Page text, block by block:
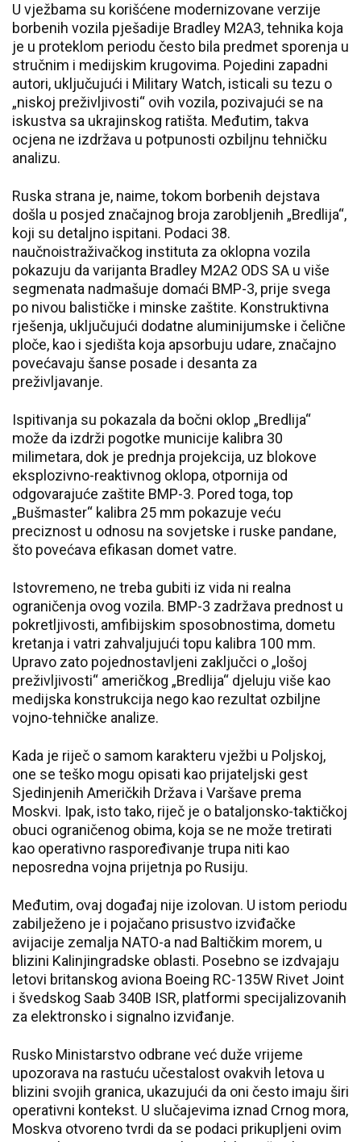
U vježbama su korišćene modernizovane verzije
borbenih vozila pješadije Bradley M2A3, tehnika koja
je u proteklom periodu često bila predmet sporenja u
stručnim i medijskim krugovima. Pojedini zapadni
autori, uključujući i Military Watch, isticali su tezu o
„niskoj preživljivosti“ ovih vozila, pozivajući se na
iskustva sa ukrajinskog ratišta. Međutim, takva
ocjena ne izdržava u potpunosti ozbiljnu tehničku
analizu.
Ruska strana je, naime, tokom borbenih dejstava
došla u posjed značajnog broja zarobljenih „Bredlija“,
koji su detaljno ispitani. Podaci 38.
naučnoistraživačkog instituta za oklopna vozila
pokazuju da varijanta Bradley M2A2 ODS SA u više
segmenata nadmašuje domaći BMP-3, prije svega
po nivou balističke i minske zaštite. Konstruktivna
rješenja, uključujući dodatne aluminijumske i čelične
ploče, kao i sjedišta koja apsorbuju udare, značajno
povećavaju šanse posade i desanta za
preživljavanje.
Ispitivanja su pokazala da bočni oklop „Bredlija“
može da izdrži pogotke municije kalibra 30
milimetara, dok je prednja projekcija, uz blokove
eksplozivno-reaktivnog oklopa, otpornija od
odgovarajuće zaštite BMP-3. Pored toga, top
„Bušmaster“ kalibra 25 mm pokazuje veću
preciznost u odnosu na sovjetske i ruske pandane,
što povećava efikasan domet vatre.
Istovremeno, ne treba gubiti iz vida ni realna
ograničenja ovog vozila. BMP-3 zadržava prednost u
pokretljivosti, amfibijskim sposobnostima, dometu
kretanja i vatri zahvaljujući topu kalibra 100 mm.
Upravo zato pojednostavljeni zaključci o „lošoj
preživljivosti“ američkog „Bredlija“ djeluju više kao
medijska konstrukcija nego kao rezultat ozbiljne
vojno-tehničke analize.
Kada je riječ o samom karakteru vježbi u Poljskoj,
one se teško mogu opisati kao prijateljski gest
Sjedinjenih Američkih Država i Varšave prema
Moskvi. Ipak, isto tako, riječ je o bataljonsko-taktičkoj
obuci ograničenog obima, koja se ne može tretirati
kao operativno raspoređivanje trupa niti kao
neposredna vojna prijetnja po Rusiju.
Međutim, ovaj događaj nije izolovan. U istom periodu
zabilježeno je i pojačano prisustvo izviđačke
avijacije zemalja NATO-a nad Baltičkim morem, u
blizini Kalinjingradske oblasti. Posebno se izdvajaju
letovi britanskog aviona Boeing RC-135W Rivet Joint
i švedskog Saab 340B ISR, platformi specijalizovanih
za elektronsko i signalno izviđanje.
Rusko Ministarstvo odbrane već duže vrijeme
upozorava na rastuću učestalost ovakvih letova u
blizini svojih granica, ukazujući da oni često imaju širi
operativni kontekst. U slučajevima iznad Crnog mora,
Moskva otvoreno tvrdi da se podaci prikupljeni ovim